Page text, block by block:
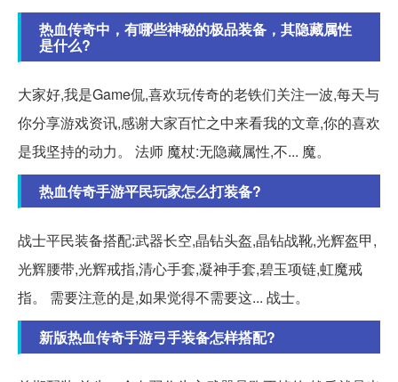
热血传奇中，有哪些神秘的极品装备，其隐藏属性
是什么?
大家好,我是Game侃,喜欢玩传奇的老铁们关注一波,每天与
你分享游戏资讯,感谢大家百忙之中来看我的文章,你的喜欢
是我坚持的动力。 法师 魔杖:无隐藏属性,不... 魔。
热血传奇手游平民玩家怎么打装备?
战士平民装备搭配:武器长空,晶钻头盔,晶钻战靴,光辉盔甲,
光辉腰带,光辉戒指,清心手套,凝神手套,碧玉项链,虹魔戒
指。 需要注意的是,如果觉得不需要这... 战士。
新版热血传奇手游弓手装备怎样搭配?